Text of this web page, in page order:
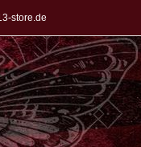
store.de